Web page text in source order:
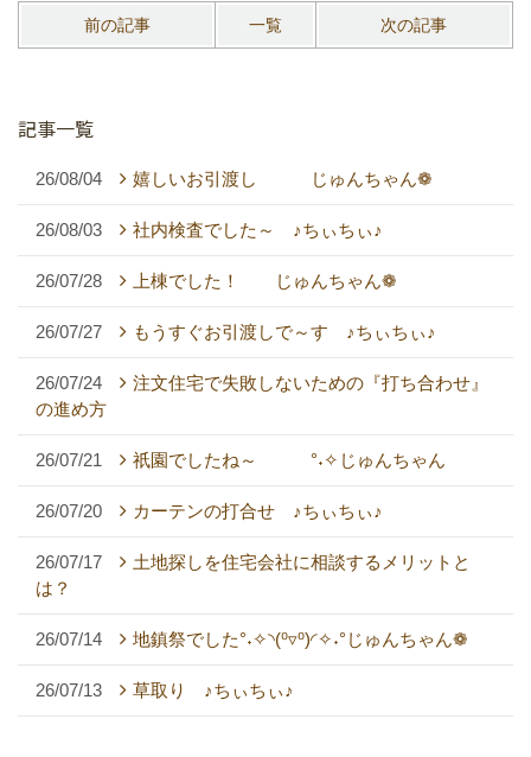
前の記事 一覧 次の記事
記事一覧
26/08/04 嬉しいお引渡し じゅんちゃん❁
26/08/03 社内検査でした～ ♪ちぃちぃ♪
26/07/28 上棟でした！ じゅんちゃん❁
26/07/27 もうすぐお引渡しで～す ♪ちぃちぃ♪
26/07/24
注文住宅で失敗しないための『打ち合わせ』
の進め方
26/07/21 祇園でしたね～ °˖✧じゅんちゃん
26/07/20 カーテンの打合せ ♪ちぃちぃ♪
26/07/17
土地探しを住宅会社に相談するメリットと
は？
26/07/14 地鎮祭でした°˖✧◝(⁰▿⁰)◜✧˖°じゅんちゃん❁
26/07/13 草取り ♪ちぃちぃ♪